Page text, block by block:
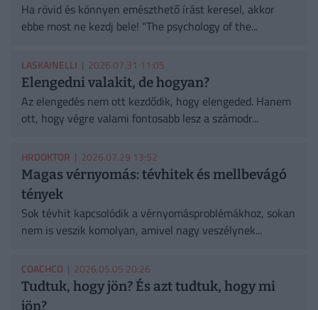
Ha rövid és könnyen emészthető írást keresel, akkor
ebbe most ne kezdj bele! "The psychology of the...
LASKAINELLI | 2026.07.31 11:05
Elengedni valakit, de hogyan?
Az elengedés nem ott kezdődik, hogy elengeded. Hanem
ott, hogy végre valami fontosabb lesz a számodr...
HRDOKTOR | 2026.07.29 13:52
Magas vérnyomás: tévhitek és mellbevágó
tények
Sok tévhit kapcsolódik a vérnyomásproblémákhoz, sokan
nem is veszik komolyan, amivel nagy veszélynek...
COACHCO | 2026.05.05 20:26
Tudtuk, hogy jön? És azt tudtuk, hogy mi
jön?